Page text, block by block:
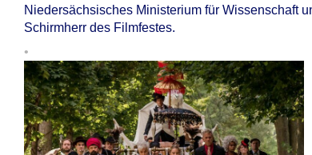
Niedersächsisches Ministerium für Wissenschaft
Schirmherr des Filmfestes.